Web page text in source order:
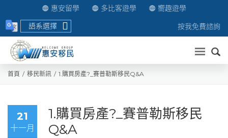
惠安留學 多比客遊學
嚮趣遊學
語系選擇
按我免費諮詢
送出
首頁 移民新訊 1.購買房產?_賽普勒斯移民Q&A
21
十一月
1.購買房產?_賽普勒斯移民
Q&A